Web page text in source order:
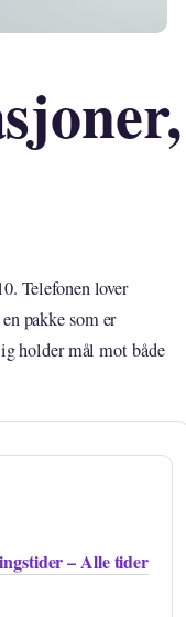
Telefonen lover
pakke som er
holder mål mot både
– Alle tider